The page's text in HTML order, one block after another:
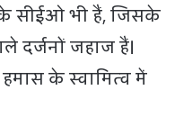
सीईओ भी हैं, जिसके
दर्जनों जहाज हैं।
के स्वामित्व में